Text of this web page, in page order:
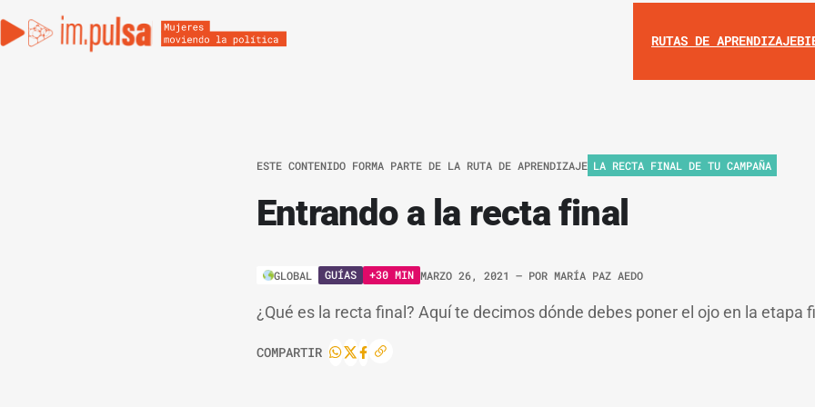
RUTAS DE APRENDIZAJE
ESTE CONTENIDO FORMA PARTE DE LA RUTA DE APRENDIZAJE LA RECTA FINAL DE TU CAMPAÑA
Entrando a la recta final
GLOBAL GUÍAS +30 MIN MARZO 26, 2021 – POR MARÍA PAZ AEDO
¿Qué es la recta final? Aquí te decimos dónde debes poner el ojo en la etapa
COMPARTIR